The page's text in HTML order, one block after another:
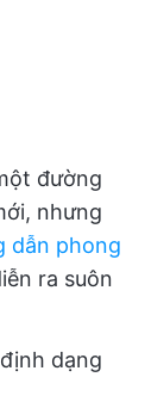
đường
nhưng
dẫn phong
ra suôn
dạng